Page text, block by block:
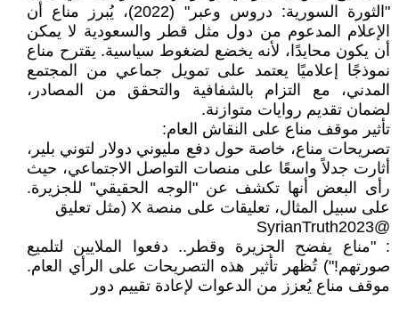
"الثورة السورية: دروس وعبر" (2022)، يُبرز مناع أن
الإعلام المدعوم من دول مثل قطر والسعودية لا يمكن
أن يكون محايدًا، لأنه يخضع لضغوط سياسية. يقترح مناع
نموذجًا إعلاميًا يعتمد على تمويل جماعي من المجتمع
المدني، مع التزام بالشفافية والتحقق من المصادر،
لضمان تقديم روايات متوازنة.
تأثير موقف مناع على النقاش العام:
تصريحات مناع، خاصة حول دفع مليوني دولار لتوني بلير،
أثارت جدلاً واسعًا على منصات التواصل الاجتماعي، حيث
رأى البعض أنها تكشف عن "الوجه الحقيقي" للجزيرة.
على سبيل المثال، تعليقات على منصة X (مثل تعليق
@SyrianTruth2023
: "مناع يفضح الجزيرة وقطر.. دفعوا الملايين لتلميع
صورتهم!") تُظهر تأثير هذه التصريحات على الرأي العام.
موقف مناع يُعزز من الدعوات لإعادة تقييم دور